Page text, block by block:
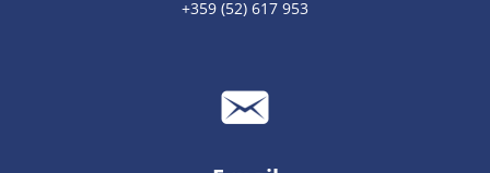
+359 (52) 617 953